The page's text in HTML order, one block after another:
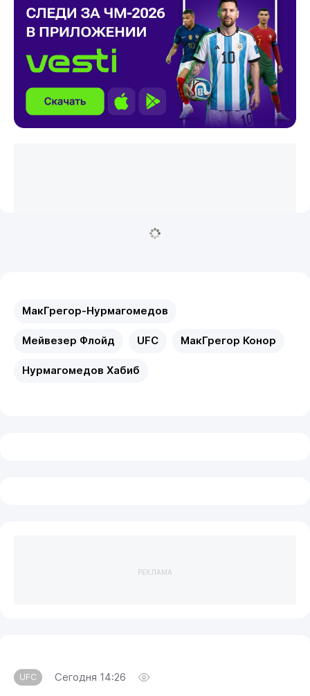
МакГрегор-Нурмагомедов
Мейвезер Флойд UFC МакГрегор Конор
Нурмагомедов Хабиб
РЕКЛАМА
UFC Сегодня 14:26